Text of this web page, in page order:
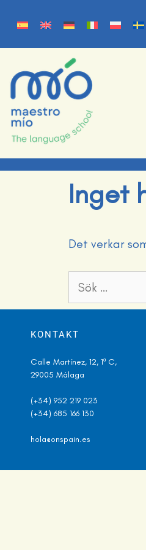
Inget
Det verkar
KONTAKT
Calle Martínez, 12, 1º C,
29005 Málaga
(+34) 952 219 023
(+34) 685 166 130
hola@onspain.es